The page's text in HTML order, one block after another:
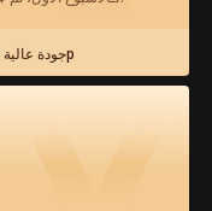
جودة عالية 1080p